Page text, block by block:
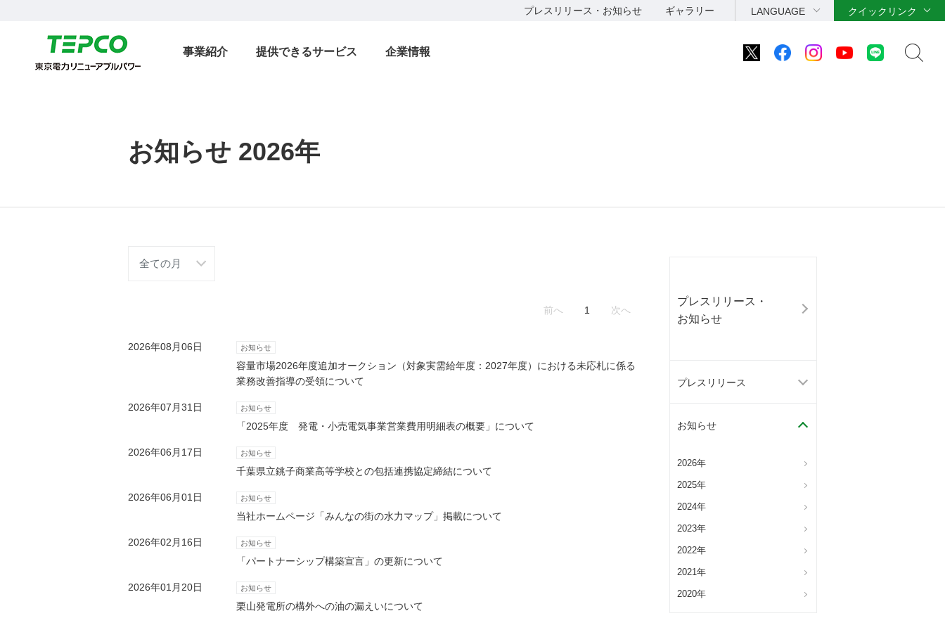
プレスリリース・お知らせ ギャラリー LANGUAGE クイックリンク
事業紹介 提供できるサービス 企業情報
プレスリリース・
お知らせ
プレスリリース
お知らせ
2026年
2025年
2024年
2023年
2022年
2021年
2020年
お知らせ 2026年
前へ 1 次へ
2026年08月06日 お知らせ
容量市場2026年度追加オークション（対象実需給年度：2027年度）における未応札に係る
業務改善指導の受領について
2026年07月31日 お知らせ
「2025年度 発電・小売電気事業営業費用明細表の概要」について
2026年06月17日 お知らせ
千葉県立銚子商業高等学校との包括連携協定締結について
2026年06月01日 お知らせ
当社ホームページ「みんなの街の水力マップ」掲載について
2026年02月16日 お知らせ
「パートナーシップ構築宣言」の更新について
2026年01月20日 お知らせ
栗山発電所の構外への油の漏えいについて